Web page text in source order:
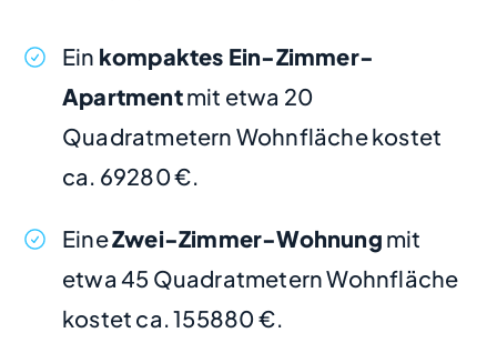
Ein kompaktes Ein-Zimmer-
Apartmentmit etwa 20
Quadratmetern Wohnfläche kostet
ca. 69280 €.
EineZwei-Zimmer-Wohnung mit
etwa 45 Quadratmetern Wohnfläche
kostet ca. 155880 €.